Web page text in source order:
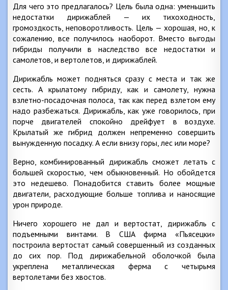
Для чего это предлагалось? Цель была одна: уменьшить
недостатки дирижаблей — их тихоходность,
громоздкость, неповоротливость. Цель — хорошая, но, к
сожалению, все получилось наоборот. Вместо выгоды
гибриды получили в наследство все недостатки и
самолетов, и вертолетов, и дирижаблей.
Дирижабль может подняться сразу с места и так же
сесть. А крылатому гибриду, как и самолету, нужна
взлетно-посадочная полоса, так как перед взлетом ему
надо разбежаться. Дирижабль, как уже говорилось, при
порче двигателей спокойно дрейфует в воздухе.
Крылатый же гибрид должен непременно совершить
вынужденную посадку. А если внизу горы, лес или море?
Верно, комбинированный дирижабль сможет летать с
большей скоростью, чем обыкновенный. Но обойдется
это недешево. Понадобится ставить более мощные
двигатели, расходующие больше топлива и наносящие
урон природе.
Ничего хорошего не дал и вертостат, дирижабль с
подъемными винтами. В США фирма «Пьясецки»
построила вертостат самый совершенный из созданных
до сих пор. Под дирижабельной оболочкой была
укреплена металлическая ферма с четырьмя
вертолетами без хвостов.